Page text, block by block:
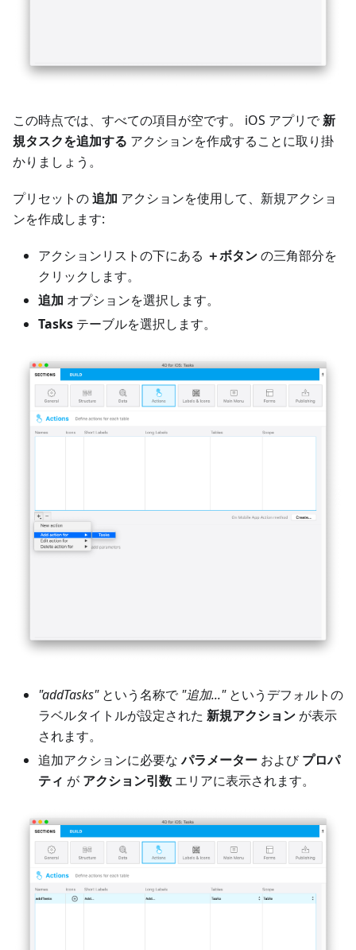
この時点では、すべての項目が空です。 iOS アプリで新
規タスクを追加する アクションを作成することに取り掛
かりましょう。
プリセットの追加 アクションを使用して、新規アクショ
ンを作成します:
アクションリストの下にある ＋ボタンの三角部分を
クリックします。
追加 オプションを選択します。
Tasks テーブルを選択します。
"addTasks"という名称で"追加..."というデフォルトの
ラベルタイトルが設定された 新規アクションが表示
されます。
追加アクションに必要なパラメーター およびプロパ
ティ が アクション引数エリアに表示されます。